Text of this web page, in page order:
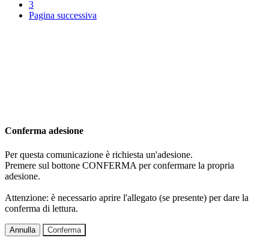
3
Pagina successiva
Conferma adesione
Per questa comunicazione è richiesta un'adesione.
Premere sul bottone CONFERMA per confermare la propria
adesione.
Attenzione: è necessario aprire l'allegato (se presente) per dare la
conferma di lettura.
Annulla Conferma